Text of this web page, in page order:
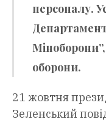
персоналу.
оборони.
21 жовтня
Зеленський